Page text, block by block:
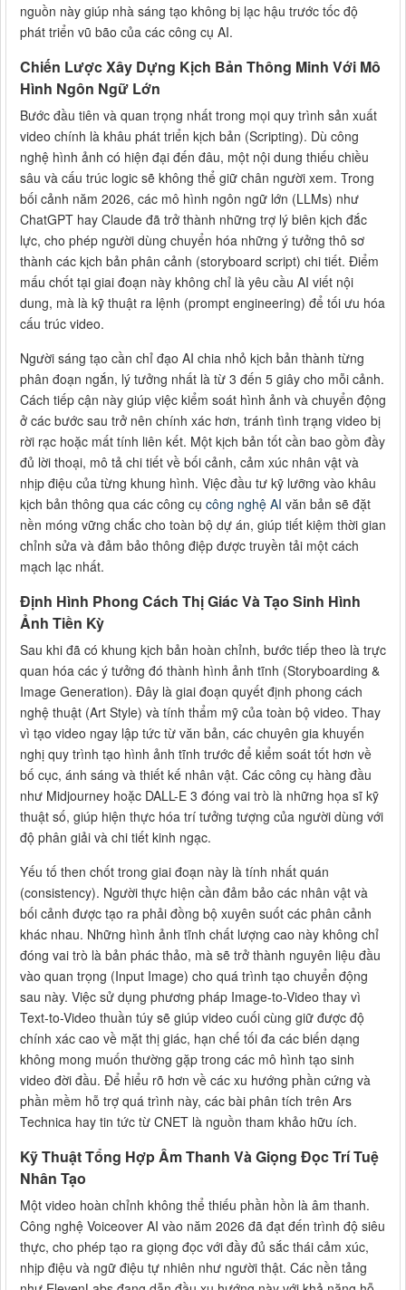
nguồn này giúp nhà sáng tạo không bị lạc hậu trước tốc độ
phát triển vũ bão của các công cụ AI.
Chiến Lược Xây Dựng Kịch Bản Thông Minh Với Mô
Hình Ngôn Ngữ Lớn
Bước đầu tiên và quan trọng nhất trong mọi quy trình sản xuất
video chính là khâu phát triển kịch bản (Scripting). Dù công
nghệ hình ảnh có hiện đại đến đâu, một nội dung thiếu chiều
sâu và cấu trúc logic sẽ không thể giữ chân người xem. Trong
bối cảnh năm 2026, các mô hình ngôn ngữ lớn (LLMs) như
ChatGPT hay Claude đã trở thành những trợ lý biên kịch đắc
lực, cho phép người dùng chuyển hóa những ý tưởng thô sơ
thành các kịch bản phân cảnh (storyboard script) chi tiết. Điểm
mấu chốt tại giai đoạn này không chỉ là yêu cầu AI viết nội
dung, mà là kỹ thuật ra lệnh (prompt engineering) để tối ưu hóa
cấu trúc video.
Người sáng tạo cần chỉ đạo AI chia nhỏ kịch bản thành từng
phân đoạn ngắn, lý tưởng nhất là từ 3 đến 5 giây cho mỗi cảnh.
Cách tiếp cận này giúp việc kiểm soát hình ảnh và chuyển động
ở các bước sau trở nên chính xác hơn, tránh tình trạng video bị
rời rạc hoặc mất tính liên kết. Một kịch bản tốt cần bao gồm đầy
đủ lời thoại, mô tả chi tiết về bối cảnh, cảm xúc nhân vật và
nhịp điệu của từng khung hình. Việc đầu tư kỹ lưỡng vào khâu
kịch bản thông qua các công cụ công nghệ AI văn bản sẽ đặt
nền móng vững chắc cho toàn bộ dự án, giúp tiết kiệm thời gian
chỉnh sửa và đảm bảo thông điệp được truyền tải một cách
mạch lạc nhất.
Định Hình Phong Cách Thị Giác Và Tạo Sinh Hình
Ảnh Tiền Kỳ
Sau khi đã có khung kịch bản hoàn chỉnh, bước tiếp theo là trực
quan hóa các ý tưởng đó thành hình ảnh tĩnh (Storyboarding &
Image Generation). Đây là giai đoạn quyết định phong cách
nghệ thuật (Art Style) và tính thẩm mỹ của toàn bộ video. Thay
vì tạo video ngay lập tức từ văn bản, các chuyên gia khuyến
nghị quy trình tạo hình ảnh tĩnh trước để kiểm soát tốt hơn về
bố cục, ánh sáng và thiết kế nhân vật. Các công cụ hàng đầu
như Midjourney hoặc DALL-E 3 đóng vai trò là những họa sĩ kỹ
thuật số, giúp hiện thực hóa trí tưởng tượng của người dùng với
độ phân giải và chi tiết kinh ngạc.
Yếu tố then chốt trong giai đoạn này là tính nhất quán
(consistency). Người thực hiện cần đảm bảo các nhân vật và
bối cảnh được tạo ra phải đồng bộ xuyên suốt các phân cảnh
khác nhau. Những hình ảnh tĩnh chất lượng cao này không chỉ
đóng vai trò là bản phác thảo, mà sẽ trở thành nguyên liệu đầu
vào quan trọng (Input Image) cho quá trình tạo chuyển động
sau này. Việc sử dụng phương pháp Image-to-Video thay vì
Text-to-Video thuần túy sẽ giúp video cuối cùng giữ được độ
chính xác cao về mặt thị giác, hạn chế tối đa các biến dạng
không mong muốn thường gặp trong các mô hình tạo sinh
video đời đầu. Để hiểu rõ hơn về các xu hướng phần cứng và
phần mềm hỗ trợ quá trình này, các bài phân tích trên Ars
Technica hay tin tức từ CNET là nguồn tham khảo hữu ích.
Kỹ Thuật Tổng Hợp Âm Thanh Và Giọng Đọc Trí Tuệ
Nhân Tạo
Một video hoàn chỉnh không thể thiếu phần hồn là âm thanh.
Công nghệ Voiceover AI vào năm 2026 đã đạt đến trình độ siêu
thực, cho phép tạo ra giọng đọc với đầy đủ sắc thái cảm xúc,
nhịp điệu và ngữ điệu tự nhiên như người thật. Các nền tảng